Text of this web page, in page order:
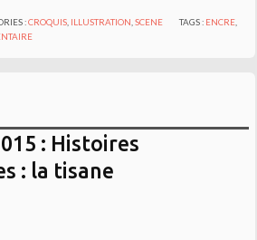
:CROQUIS, ILLUSTRATION SCENE TAGS : ENCRE
: Histoires
: la tisane